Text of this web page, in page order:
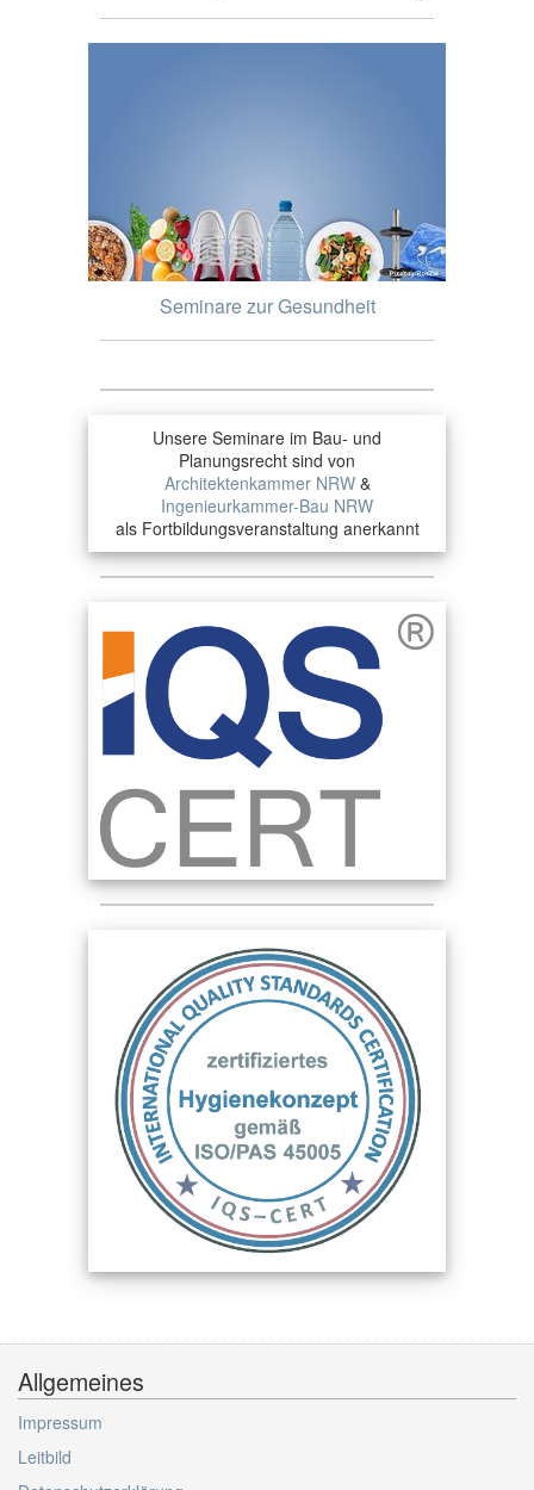
Seminare zur Gesundheit
Unsere Seminare im Bau- und
Planungsrecht sind von
Architektenkammer NRW&
Ingenieurkammer-Bau NRW
als Fortbildungsveranstaltung anerkannt
Allgemeines
Impressum
Leitbild